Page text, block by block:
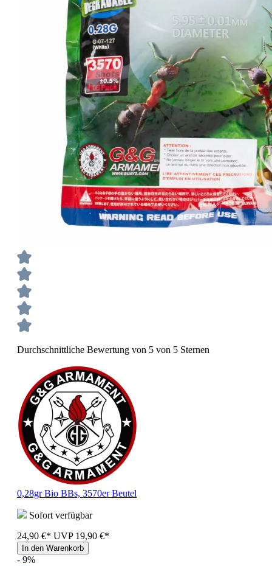
Durchschnittliche Bewertung von 5 von 5 Sternen
0,28gr Bio BBs, 3570er Beutel
Sofort verfügbar
24,90 €* UVP 19,90 €*
In den Warenkorb
- 9%